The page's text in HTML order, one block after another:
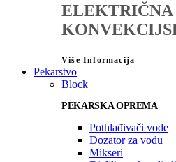
ELEKTRIČNA
Više Informacija
Pekarstvo
Block
PEKARSKA OPREMA
Pothlađivači vode
Dozator za vodu
Mikseri